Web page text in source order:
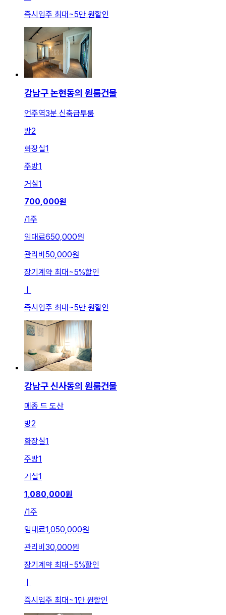
즉시입주 최대 ~5만 원할인
강남구 논현동의 원룸건물
언주역3분 신축급투룸
방2
화장실1
주방1
거실1
700,000원
/1주
임대료650,000원
관리비 50,000원
장기계약 최대~5%할인
ㅣ
즉시입주 최대~5만 원할인
강남구 신사동의 원룸건물
메종 드 도산
방2
화장실1
주방1
거실1
1,080,000원
/1주
임대료1,050,000원
관리비 30,000원
장기계약 최대 ~5%할인
즉시입주 최대 ~1만 원할인